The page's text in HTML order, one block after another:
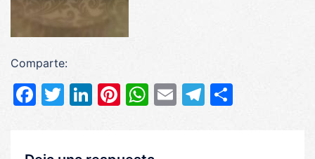
Comparte:
Facebook
Twitter
LinkedIn
Pinterest
WhatsApp
EmailTelegram